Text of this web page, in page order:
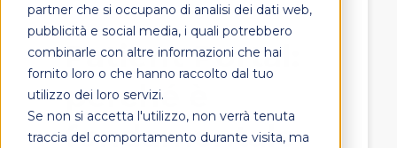
partner che si occupano di analisi dei dati web,
pubblicità e social media, i quali potrebbero
combinarle con altre informazioni che hai
fornito loro o che hanno raccolto dal tuo
utilizzo dei loro servizi.
Se non si accetta l'utilizzo, non verrà tenuta
traccia del comportamento durante visita, ma
MAPS HEALTHCARE
FOCUS
CONTATTI
Patient Portal:
perché è
fondamentale